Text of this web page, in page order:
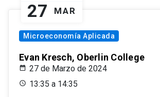
27 MAR
Microeconomía Aplicada
Evan Kresch, Oberlin College
27 de Marzo de 2024
13:35 a 14:35